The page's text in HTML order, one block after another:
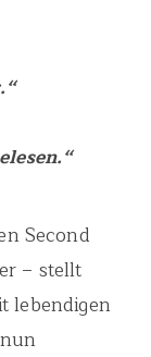
Second
– stellt
lebendigen